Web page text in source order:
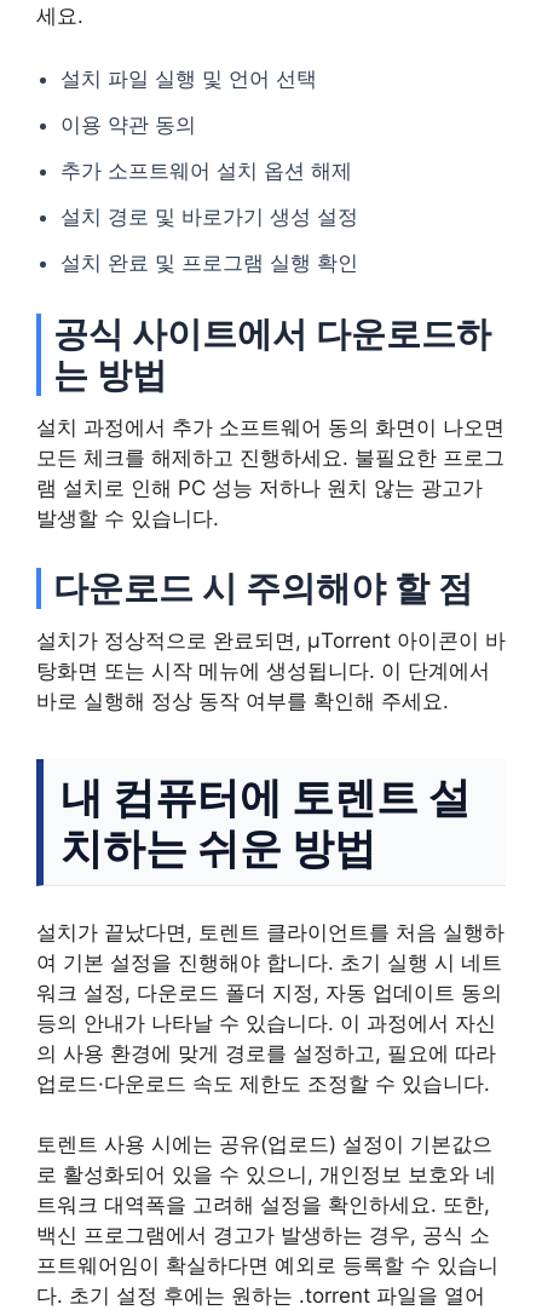
세요.
설치 파일 실행 및 언어 선택
이용 약관 동의
추가 소프트웨어 설치 옵션 해제
설치 경로 및 바로가기 생성 설정
설치 완료 및 프로그램 실행 확인
공식 사이트에서 다운로드하
는 방법
설치 과정에서 추가 소프트웨어 동의 화면이 나오면
모든 체크를 해제하고 진행하세요. 불필요한 프로그
램 설치로 인해 PC 성능 저하나 원치 않는 광고가
발생할 수 있습니다.
다운로드 시 주의해야 할 점
설치가 정상적으로 완료되면, μTorrent 아이콘이 바
탕화면 또는 시작 메뉴에 생성됩니다. 이 단계에서
바로 실행해 정상 동작 여부를 확인해 주세요.
내 컴퓨터에 토렌트 설
치하는 쉬운 방법
설치가 끝났다면, 토렌트 클라이언트를 처음 실행하
여 기본 설정을 진행해야 합니다. 초기 실행 시 네트
워크 설정, 다운로드 폴더 지정, 자동 업데이트 동의
등의 안내가 나타날 수 있습니다. 이 과정에서 자신
의 사용 환경에 맞게 경로를 설정하고, 필요에 따라
업로드·다운로드 속도 제한도 조정할 수 있습니다.
토렌트 사용 시에는 공유(업로드) 설정이 기본값으
로 활성화되어 있을 수 있으니, 개인정보 보호와 네
트워크 대역폭을 고려해 설정을 확인하세요. 또한,
백신 프로그램에서 경고가 발생하는 경우, 공식 소
프트웨어임이 확실하다면 예외로 등록할 수 있습니
다. 초기 설정 후에는 원하는 .torrent 파일을 열어